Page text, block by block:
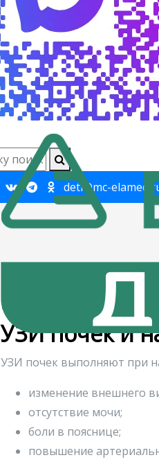
deti@mc-
Диагностика→
УЗИ почек
УЗИ почек и
УЗИ почек выполняют при
изменение внешнего
отсутствие мочи;
боли в пояснице;
повышение